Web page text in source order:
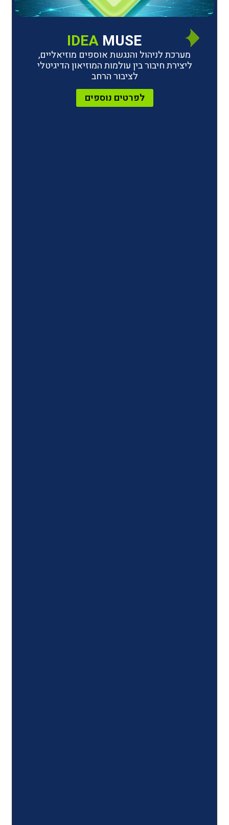
IDEA MUSE
והנגשת אוספים מוזיאליים,
בין עולמות המוזיאון הדיגיטלי